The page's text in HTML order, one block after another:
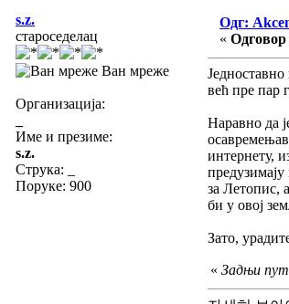
s.z.
староседелац
Ван мреже
Организација:
Име и презиме:
s.z.
Струка:
Поруке: 900
Одг:
« Одговор
већ пре пар
Наравно да
интернету,
за Летопис,
би у овој
Зато,
« Задњи пут